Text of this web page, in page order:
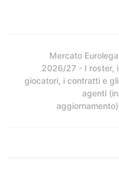
Mercato Eurolega
2026/27 - I roster, i
giocatori, i contratti e gli
agenti (in
aggiornamento)